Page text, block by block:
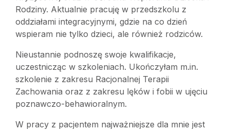
Rodziny. Aktualnie pracuję w przedszkolu z
oddziałami integracyjnymi, gdzie na co dzień
wspieram nie tylko dzieci, ale również rodziców.
Nieustannie podnoszę swoje kwalifikacje,
uczestnicząc w szkoleniach. Ukończyłam m.in.
szkolenie z zakresu Racjonalnej Terapii
Zachowania oraz z zakresu lęków i fobii w ujęciu
poznawczo-behawioralnym.
W pracy z pacjentem najważniejsze dla mnie jest